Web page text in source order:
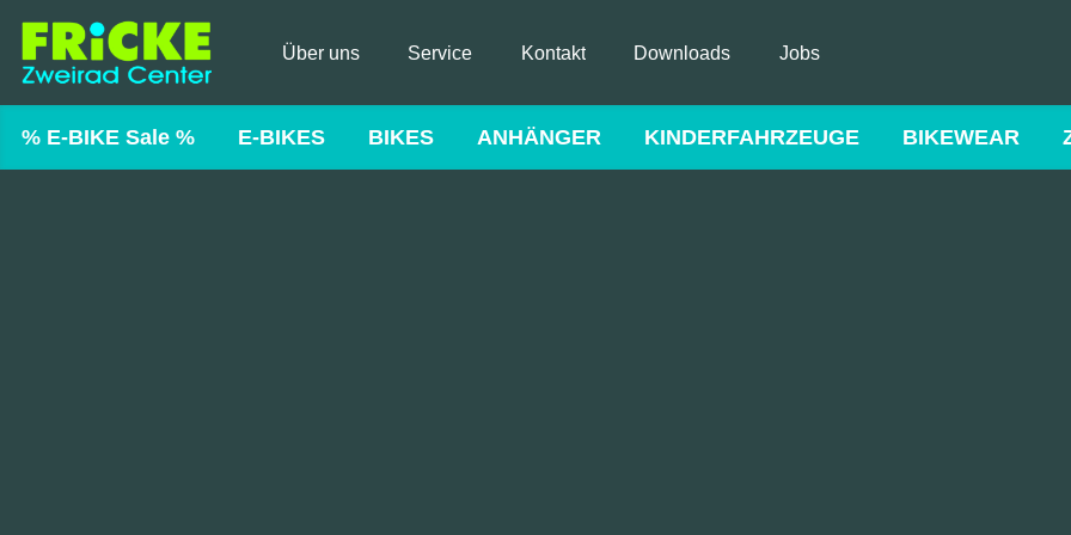
Über uns Service Kontakt Downloads Jobs
% E-BIKE Sale % E-BIKES BIKES ANHÄNGER KINDERFAHRZEUGE BIKEWEAR